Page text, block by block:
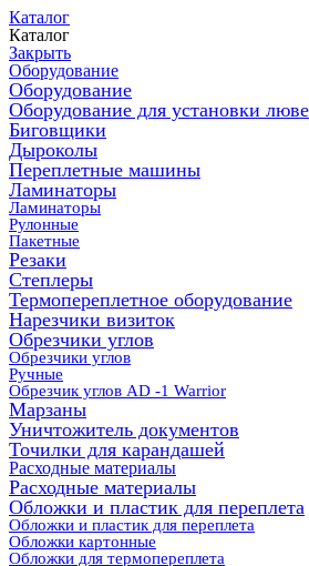
Каталог
Каталог
Закрыть
Оборудование
Оборудование
Оборудование для установки
Биговщики
Дыроколы
Переплетные машины
Ламинаторы
Ламинаторы
Рулонные
Пакетные
Резаки
Степлеры
Термопереплетное оборудование
Нарезчики визиток
Обрезчики углов
Обрезчики углов
Ручные
Обрезчик углов AD -1 Warrior
Марзаны
Уничтожитель документов
Точилки для карандашей
Расходные материалы
Расходные материалы
Обложки и пластик для переплета
Обложки и пластик для переплета
Обложки картонные
Обложки для термопереплета